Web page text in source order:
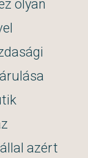
olyan
azért